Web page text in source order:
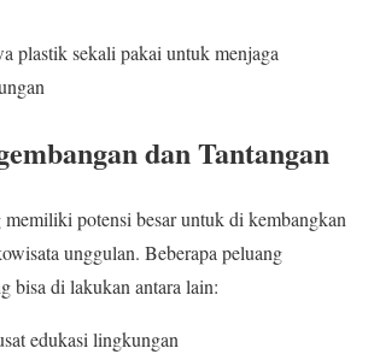
plastik sekali pakai untuk menjaga
dan Tantangan
potensi besar untuk di kembangkan
unggulan. Beberapa peluang
bisa di lakukan antara lain:
edukasi lingkungan